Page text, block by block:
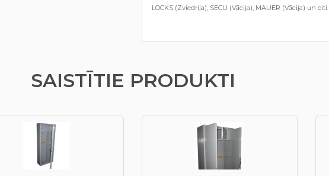
LOCKS (Zviedrija), SECU (Vācija), MAUER (Vācija) un citi.
SAISTĪTIE PRODUKTI